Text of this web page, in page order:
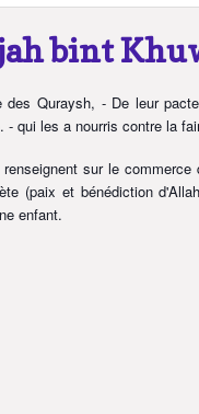
bint
Quraysh, - De leur
- qui les a nourris contre la
sur le
(paix et bénédiction
enfant.